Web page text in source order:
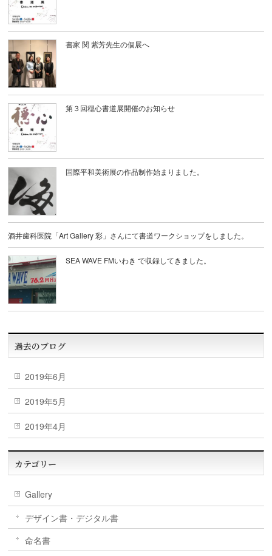
書家 関 紫芳先生の個展へ
第３回穏心書道展開催のお知らせ
国際平和美術展の作品制作始まりました。
酒井歯科医院「Art Gallery 彩」さんにて書道ワークショップをしました。
SEA WAVE FMいわき で収録してきました。
過去のブログ
2019年6月
2019年5月
2019年4月
カテゴリー
Gallery
デザイン書・デジタル書
命名書